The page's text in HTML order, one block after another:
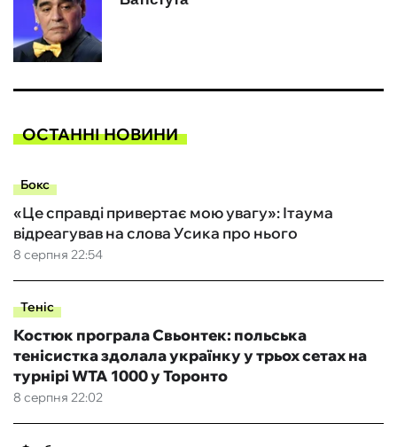
ОСТАННІ НОВИНИ
Бокс
8 серпня 22:54
«Це справді привертає мою увагу»: Ітаума
відреагував на слова Усика про нього
Теніс
8 серпня 22:02
Костюк програла Свьонтек: польська
тенісистка здолала українку у трьох сетах на
турнірі WTA 1000 у Торонто